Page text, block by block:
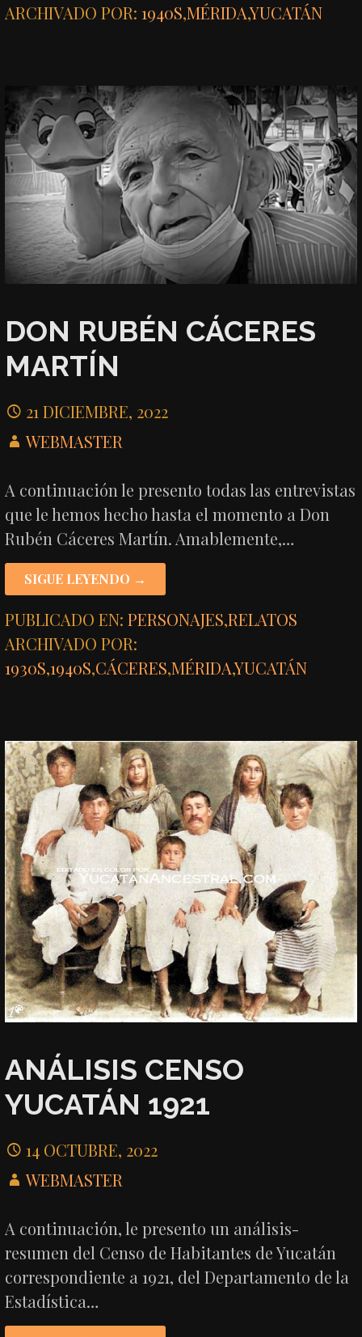
ARCHIVADO POR:1940S,MÉRIDA,YUCATÁN
DON RUBÉN CÁCERES
MARTÍN
21 DICIEMBRE, 2022
WEBMASTER
A continuación le presento todas las entrevistas
que le hemos hecho hasta el momento a Don
Rubén Cáceres Martín. Amablemente,…
SIGUE LEYENDO →
PUBLICADO EN:PERSONAJES,RELATOS
ARCHIVADO POR:
1930S,1940S,CÁCERES,MÉRIDA,YUCATÁN
ANÁLISIS CENSO
YUCATÁN 1921
14 OCTUBRE, 2022
WEBMASTER
A continuación, le presento un análisis-
resumen del Censo de Habitantes de Yucatán
correspondiente a 1921, del Departamento de la
Estadística…